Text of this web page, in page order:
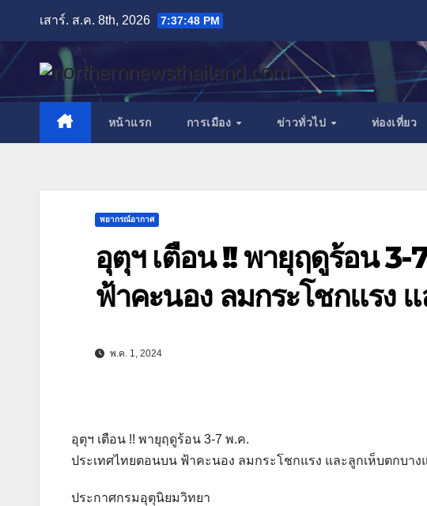
content
เสาร์. ส.ค. 8th, 2026 7:37:49 PM
หน้าแรก การเมือง ข่าวทั่วไป ท่องเที่ยว
พยากรณ์อากาศ
อุตุฯ เตือน !! พายุฤดูร้อน
ฟ้าคะนอง ลมกระโชกแรง
พ.ค. 1, 2024
อุตุฯ เตือน !! พายุฤดูร้อน 3-7 พ.ค.
ประเทศไทยตอนบน ฟ้าคะนอง ลมกระโชกแรง และลูกเห็บตกบาง
ประกาศกรมอุตุนิยมวิทยา